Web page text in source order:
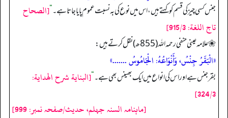
جنس کسی چیز کی قسم کو کہتے ہیں، اس میں نوع کی بہ نسبت عموم پایا جاتا ہے۔“[الصحاح
تاج اللغة: 915/3]
❀ علامہ عینی حنفی رحمہ اللہ (855ھ) نقل کرتے ہیں:
«الْبَقَرُ جِنْسُ، وَأَنْوَاعُهُ: الْجَامُوسُ .......»
بقر جنس ہے اور اس کی انواع میں ایک بھینس بھی ہے۔“[البناية شرح الهداية:
324/3]
[ماہنامہ السنہ جہلم، حدیث/صفحہ نمبر: 999]